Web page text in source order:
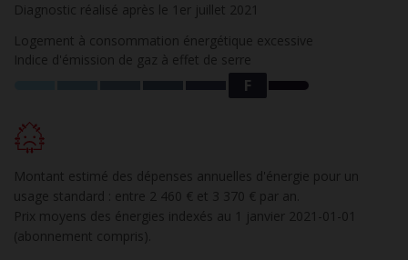
Diagnostic réalisé après le 1er juillet 2021
Logement à consommation énergétique excessive
Indice d'émission de gaz à effet de serre
F
Montant estimé des dépenses annuelles d'énergie pour un
usage standard : entre 2 460 € et 3 370 € par an.
Prix moyens des énergies indexés au 1 janvier 2021-01-01
(abonnement compris).